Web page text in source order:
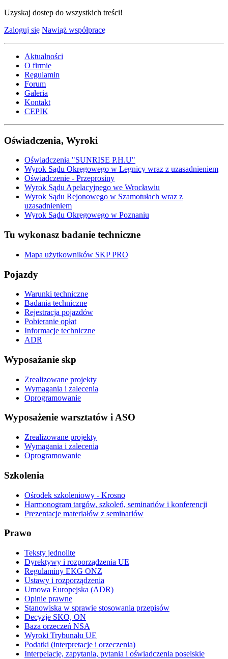
Uzyskaj dostep do wszystkich treści!
Zaloguj się Nawiąż współpracę
Aktualności
O firmie
Regulamin
Forum
Galeria
Kontakt
CEPIK
Oświadczenia, Wyroki
Oświadczenia "SUNRISE P.H.U"
Wyrok Sądu Okręgowego w Legnicy wraz z uzasadnieniem
Oświadczenie - Przeprosiny
Wyrok Sądu Apelacyjnego we Wrocławiu
Wyrok Sądu Rejonowego w Szamotułach wraz z
uzasadnieniem
Wyrok Sądu Okręgowego w Poznaniu
Tu wykonasz badanie techniczne
Mapa użytkowników SKP PRO
Pojazdy
Warunki techniczne
Badania techniczne
Rejestracja pojazdów
Pobieranie opłat
Informacje techniczne
ADR
Wyposażanie skp
Zrealizowane projekty
Wymagania i zalecenia
Oprogramowanie
Wyposażenie warsztatów i ASO
Zrealizowane projekty
Wymagania i zalecenia
Oprogramowanie
Szkolenia
Ośrodek szkoleniowy - Krosno
Harmonogram targów, szkoleń, seminariów i konferencji
Prezentacje materiałów z seminariów
Prawo
Teksty jednolite
Dyrektywy i rozporządzenia UE
Regulaminy EKG ONZ
Ustawy i rozporządzenia
Umowa Europejska (ADR)
Opinie prawne
Stanowiska w sprawie stosowania przepisów
Decyzje SKO, ON
Baza orzeczeń NSA
Wyroki Trybunału UE
Podatki (interpretacje i orzeczenia)
Interpelacje, zapytania, pytania i oświadczenia poselskie